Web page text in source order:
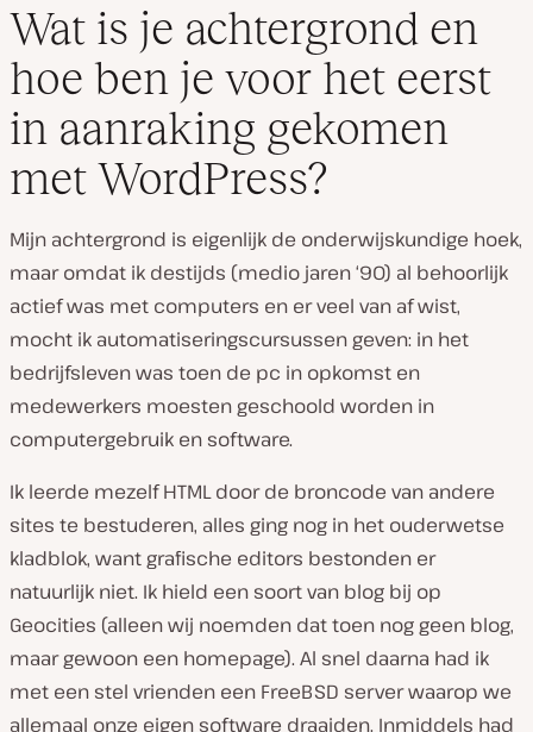
Wat is je achtergrond en
hoe ben je voor het eerst
in aanraking gekomen
met WordPress?
Mijn achtergrond is eigenlijk de onderwijskundige hoek,
maar omdat ik destijds (medio jaren ‘90) al behoorlijk
actief was met computers en er veel van af wist,
mocht ik automatiseringscursussen geven: in het
bedrijfsleven was toen de pc in opkomst en
medewerkers moesten geschoold worden in
computergebruik en software.
Ik leerde mezelf HTML door de broncode van andere
sites te bestuderen, alles ging nog in het ouderwetse
kladblok, want grafische editors bestonden er
natuurlijk niet. Ik hield een soort van blog bij op
Geocities (alleen wij noemden dat toen nog geen blog,
maar gewoon een homepage). Al snel daarna had ik
met een stel vrienden een FreeBSD server waarop we
allemaal onze eigen software draaiden. Inmiddels had